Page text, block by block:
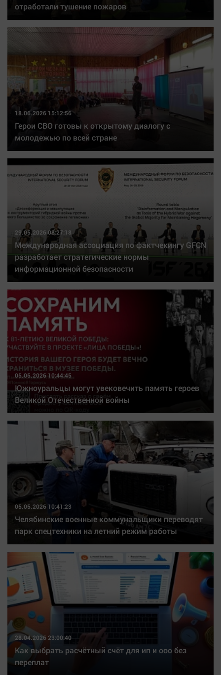
отработали тушение пожаров
18.06.2026 15:12:56
Герои СВО готовы к открытому диалогу с
молодежью по всей стране
29.05.2026 08:27:18
Международная ассоциация по фактчекингу GFCN
разработает стратегические нормы
информационной безопасности
05.05.2026 10:44:45
Южноуральцы могут увековечить память героев
Великой Отечественной войны
05.05.2026 10:41:23
Челябинские военные коммунальщики переводят
парк спецтехники на летний режим работы
28.04.2026 23:00:40
Как выбрать расчётный счёт для ип и ооо без
переплат